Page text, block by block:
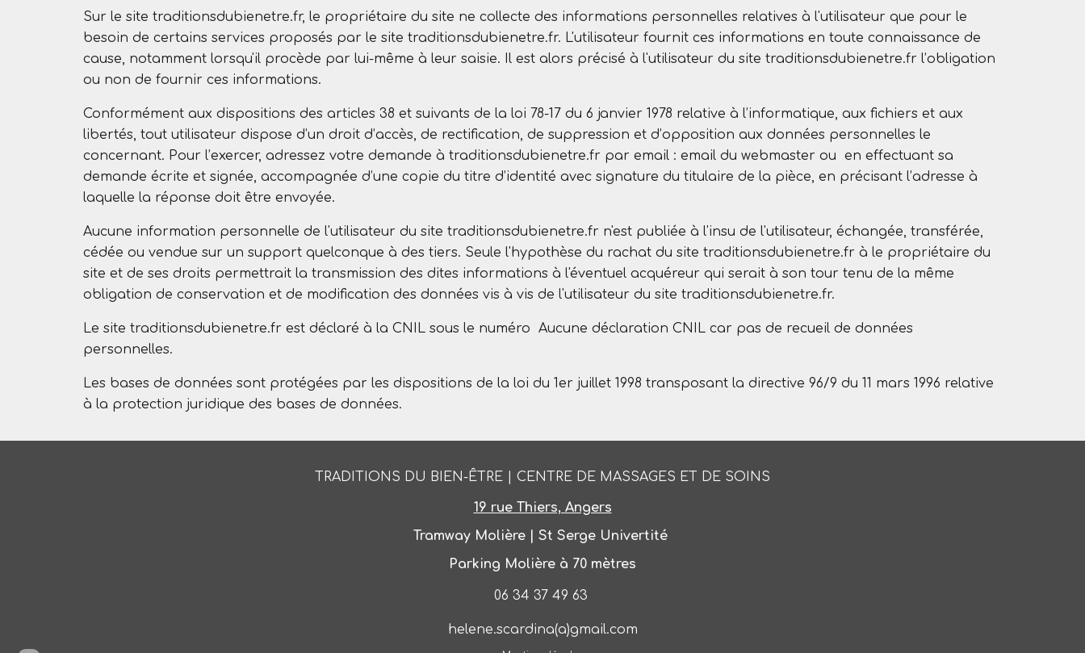
Sur le site traditionsdubienetre.fr, le propriétaire du site ne collecte des informations personnelles relatives à l'utilisateur que pour le
besoin de certains services proposés par le site traditionsdubienetre.fr. L'utilisateur fournit ces informations en toute connaissance de
cause, notamment lorsqu'il procède par lui-même à leur saisie. Il est alors précisé à l'utilisateur du site traditionsdubienetre.fr l’obligation
ou non de fournir ces informations.
Conformément aux dispositions des articles 38 et suivants de la loi 78-17 du 6 janvier 1978 relative à l’informatique, aux fichiers et aux
libertés, tout utilisateur dispose d’un droit d’accès, de rectification, de suppression et d’opposition aux données personnelles le
concernant. Pour l’exercer, adressez votre demande à traditionsdubienetre.fr par email : email du webmaster ou en effectuant sa
demande écrite et signée, accompagnée d’une copie du titre d’identité avec signature du titulaire de la pièce, en précisant l’adresse à
laquelle la réponse doit être envoyée.
Aucune information personnelle de l'utilisateur du site traditionsdubienetre.fr n'est publiée à l'insu de l'utilisateur, échangée, transférée,
cédée ou vendue sur un support quelconque à des tiers. Seule l'hypothèse du rachat du site traditionsdubienetre.fr à le propriétaire du
site et de ses droits permettrait la transmission des dites informations à l'éventuel acquéreur qui serait à son tour tenu de la même
obligation de conservation et de modification des données vis à vis de l'utilisateur du site traditionsdubienetre.fr.
Le site traditionsdubienetre.fr est déclaré à la CNIL sous le numéro Aucune déclaration CNIL car pas de recueil de données
personnelles.
Les bases de données sont protégées par les dispositions de la loi du 1er juillet 1998 transposant la directive 96/9 du 11 mars 1996 relative
à la protection juridique des bases de données.
TRADITIONS DU BIEN-ÊTRE CENTRE DE MASSAGES ET DE SOINS
19 rue Thiers, Angers
Tramway Molière | St Serge Univertité
Parking Molière à 70 mètres
06 34 37 49 63
helene.scardina(a)gmail.com